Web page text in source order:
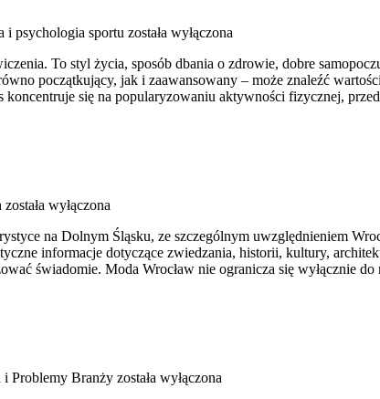
i psychologia sportu została wyłączona
To styl życia, sposób dbania o zdrowie, dobre
początkujący, jak i zaawansowany – może znaleźć
się na popularyzowaniu aktywności fizycznej,
została wyłączona
na Dolnym Śląsku, ze szczególnym uwzględnieniem
informacje dotyczące zwiedzania, historii, kultury,
świadomie. Moda Wrocław nie ogranicza się wyłącznie
i Problemy Branży została wyłączona